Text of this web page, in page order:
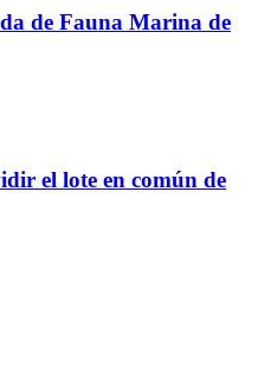
de Fauna Marina de
el lote en común de